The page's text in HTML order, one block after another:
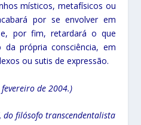
místicos, metafísicos ou
por se envolver em
por fim, retardará o que
da própria consciência, em
ou sutis de expressão.
de 2004.)
do filósofo transcendentalista